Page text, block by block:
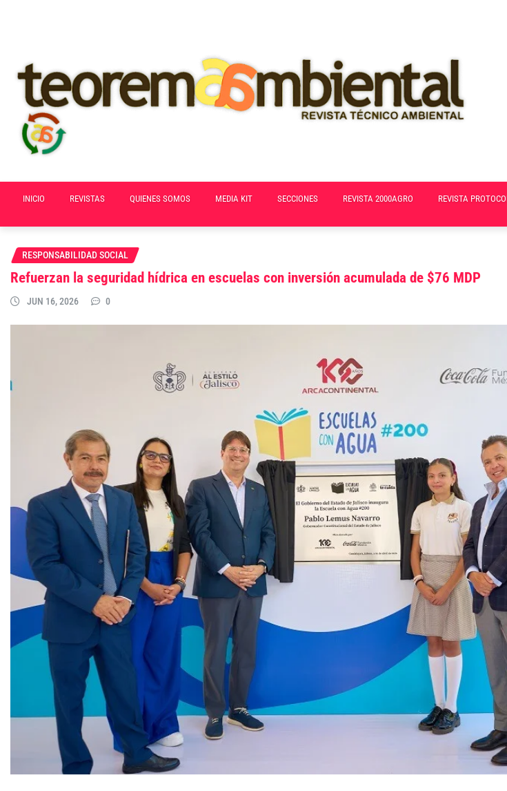
INICIO REVISTAS QUIENES SOMOS MEDIA KIT SECCIONES REVISTA 2000AGRO REVISTA
RESPONSABILIDAD SOCIAL
Refuerzan la seguridad hídrica en escuelas con inversión acumulada de $76 MDP
JUN 16, 2026 0